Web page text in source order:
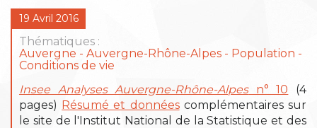
19 Avril 2016
Thématiques :
Auvergne
Auvergne-Rhône-Alpes
Population -
Conditions de vie
Insee Analyses Auvergne-Rhône-Alpesn° 10 (4
pages) Résumé et donnéescomplémentaires sur
le site de l'Institut National de la Statistique et des